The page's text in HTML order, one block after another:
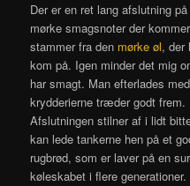
Der er en ret lang afslutning
mørke smagsnoter der
stammer fra den mørke øl, der
kom på. Igen minder det mig
har smagt. Man efterlades
krydderierne træder godt
Afslutningen stilner af i lidt
kan lede tankerne hen på et
rugbrød, som er laver på en
køleskabet i flere generationer.